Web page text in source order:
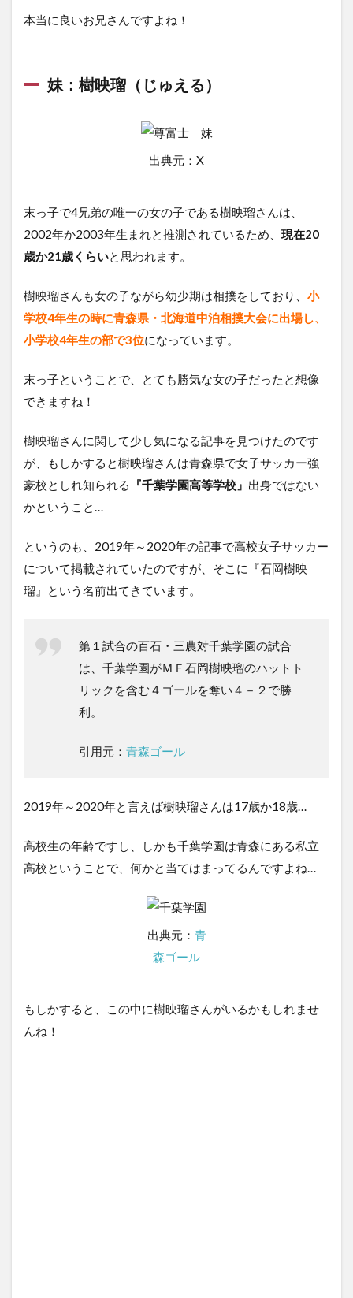
本当に良いお兄さんですよね！
妹：樹映瑠（じゅえる）
出典元：X
末っ子で4兄弟の唯一の女の子である樹映瑠さんは、
2002年か2003年生まれと推測されているため、 現在20
歳か21歳くらいと思われます。
樹映瑠さんも女の子ながら幼少期は相撲をしており、 小
学校4年生の時に青森県・北海道中泊相撲大会に出場し、
小学校4年生の部で3位になっています。
末っ子ということで、とても勝気な女の子だったと想像
できますね！
樹映瑠さんに関して少し気になる記事を見つけたのです
が、もしかすると樹映瑠さんは青森県で女子サッカー強
豪校としれ知られる
『千葉学園高等学校』 出身ではない
かということ…
というのも、2019年～2020年の記事で高校女子サッカー
について掲載されていたのですが、そこに『石岡樹映
瑠』という名前出てきています。
第１試合の百石・三農対千葉学園の試合
は、千葉学園がＭＦ石岡樹映瑠のハットト
リックを含む４ゴールを奪い４－２で勝
利。
引用元： 青森ゴール
2019年～2020年と言えば樹映瑠さんは17歳か18歳…
高校生の年齢ですし、しかも千葉学園は青森にある私立
高校ということで、何かと当てはまってるんですよね…
出典元： 青
森ゴール
もしかすると、この中に樹映瑠さんがいるかもしれませ
んね！